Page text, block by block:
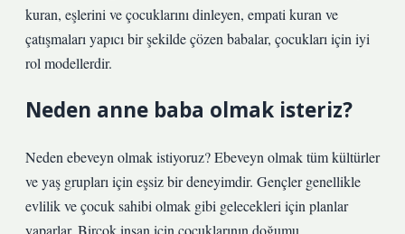
kuran, eşlerini ve çocuklarını dinleyen, empati kuran ve
çatışmaları yapıcı bir şekilde çözen babalar, çocukları için iyi
rol modellerdir.
Neden anne baba olmak isteriz?
Neden ebeveyn olmak istiyoruz? Ebeveyn olmak tüm kültürler
ve yaş grupları için eşsiz bir deneyimdir. Gençler genellikle
evlilik ve çocuk sahibi olmak gibi gelecekleri için planlar
yaparlar. Birçok insan için çocuklarının doğumu